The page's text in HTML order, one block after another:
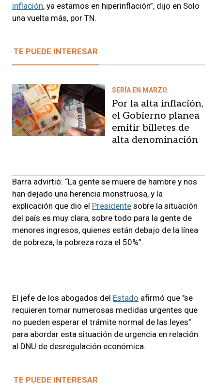
inflación, ya estamos en hiperinflación”, dijo en Solo
una vuelta más, por TN.
TE PUEDE INTERESAR
SERÍA EN MARZO.
Por la alta inflación,
el Gobierno planea
emitir billetes de
alta denominación
Barra advirtió: “La gente se muere de hambre y nos
han dejado una herencia monstruosa, y la
explicación que dio el Presidente sobre la situación
del país es muy clara, sobre todo para la gente de
menores ingresos, quienes están debajo de la línea
de pobreza, la pobreza roza el 50%”.
El jefe de los abogados del Estado afirmó que "se
requieren tomar numerosas medidas urgentes que
no pueden esperar el trámite normal de las leyes"
para abordar esta situación de urgencia en relación
al DNU de desregulación económica.
TE PUEDE INTERESAR